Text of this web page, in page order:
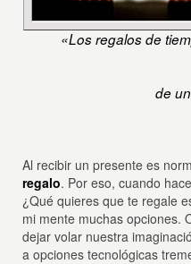
«Los regalos de
de
Al recibir un presente es
regalo. Por eso, cuando
¿Qué quieres que te regale
mi mente muchas opciones.
dejar volar nuestra
a opciones tecnológicas